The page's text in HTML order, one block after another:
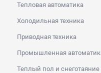
Тепловая автоматика
Холодильная техника
Приводная техника
Промышленная
Теплый пол и снеготаяние